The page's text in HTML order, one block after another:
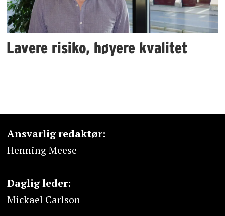
Lavere risiko, høyere kvalitet
Ansvarlig redaktør:
Henning Meese
Daglig leder:
Mickael Carlson